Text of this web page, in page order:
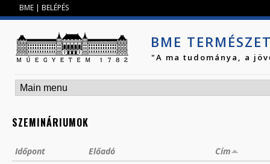
BME | BELÉPÉS
BME
"A ma tudománya, a
SZEMINÁRIUMOK
Időpont Előadó
Cím